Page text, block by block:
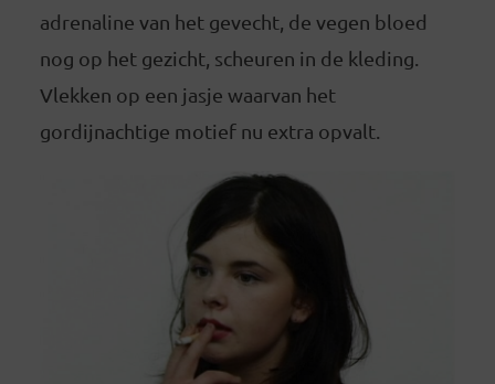
adrenaline van het gevecht, de vegen bloed
nog op het gezicht, scheuren in de kleding.
Vlekken op een jasje waarvan het
gordijnachtige motief nu extra opvalt.